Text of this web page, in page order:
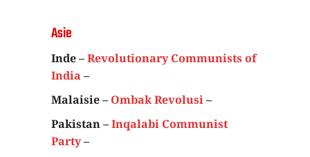
Asie
Inde –Revolutionary Communists of
India –
Malaisie – Ombak Revolusi–
Pakistan –Inqalabi Communist
Party–